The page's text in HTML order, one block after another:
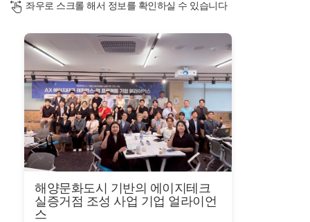
좌우로 스크롤 해서 정보를 확인하실 수 있습니다
해양문화도시 기반의 에이지테크
실증거점 조성 사업 기업 얼라이언
스